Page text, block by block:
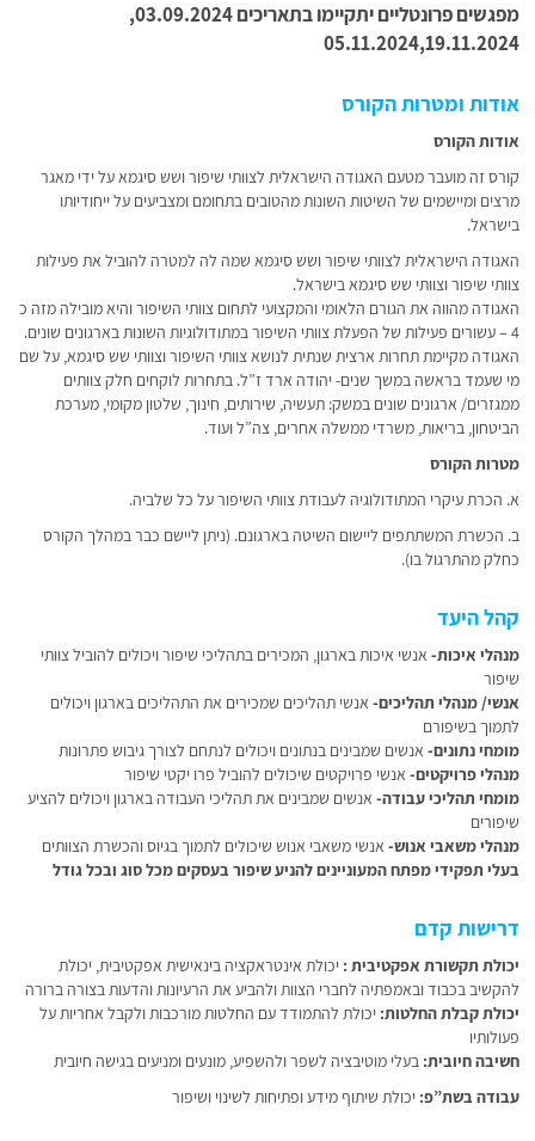
מפגשים פרונטליים יתקיימו בתאריכים 03.09.2024,
05.11.2024,19.11.2024
אודות ומטרות הקורס
אודות הקורס
קורס זה מועבר מטעם האגודה הישראלית לצוותי שיפור ושש סיגמא על ידי מאגר
מרצים ומיישמים של השיטות השונות מהטובים בתחומם ומצביעים על ייחודיותו
בישראל.
האגודה הישראלית לצוותי שיפור ושש סיגמא שמה לה למטרה להוביל את פעילות
צוותי שיפור וצוותי שש סיגמא בישראל.
האגודה מהווה את הגורם הלאומי והמקצועי לתחום צוותי השיפור והיא מובילה מזה כ
4 – עשורים פעילות של הפעלת צוותי השיפור במתודולוגיות השונות בארגונים שונים.
האגודה מקיימת תחרות ארצית שנתית לנושא צוותי השיפור וצוותי שש סיגמא, על שם
מי שעמד בראשה במשך שנים- יהודה ארד ז”ל. בתחרות לוקחים חלק צוותים
ממגזרים/ ארגונים שונים במשק: תעשיה, שירותים, חינוך, שלטון מקומי, מערכת
הביטחון, בריאות, משרדי ממשלה אחרים, צה”ל ועוד.
מטרות הקורס
א. הכרת עיקרי המתודולוגיה לעבודת צוותי השיפור על כל שלביה.
ב. הכשרת המשתתפים ליישום השיטה בארגונם. (ניתן ליישם כבר במהלך הקורס
כחלק מהתרגול בו).
קהל היעד
מנהלי איכות- אנשי איכות בארגון, המכירים בתהליכי שיפור ויכולים להוביל צוותי
שיפור
אנשי/ מנהלי תהליכים- אנשי תהליכים שמכירים את התהליכים בארגון ויכולים
לתמוך בשיפורם
מומחי נתונים- אנשים שמבינים בנתונים ויכולים לנתחם לצורך גיבוש פתרונות
מנהלי פרויקטים- אנשי פרויקטים שיכולים להוביל פרו יקטי שיפור
מומחי תהליכי עבודה-אנשים שמבינים את תהליכי העבודה בארגון ויכולים להציע
שיפורים
מנהלי משאבי אנוש- אנשי משאבי אנוש שיכולים לתמוך בגיוס והכשרת הצוותים
בעלי תפקידי מפתח המעוניינים להניע שיפור בעסקים מכל סוג ובכל גודל
דרישות קדם
יכולת תקשורת אפקטיבית : יכולת אינטראקציה בינאישית אפקטיבית, יכולת
להקשיב בכבוד ובאמפתיה לחברי הצוות ולהביע את הרעיונות והדעות בצורה ברורה
יכולת קבלת החלטות: יכולת להתמודד עם החלטות מורכבות ולקבל אחריות על
פעולותיו
חשיבה חיובית: בעלי מוטיבציה לשפר ולהשפיע, מונעים ומניעים בגישה חיובית
עבודה בשת”פ: יכולת שיתוף מידע ופתיחות לשינוי ושיפור